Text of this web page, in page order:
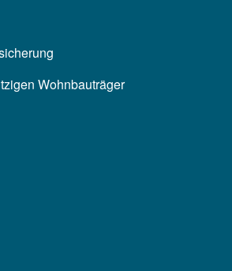
Wohnbauträger